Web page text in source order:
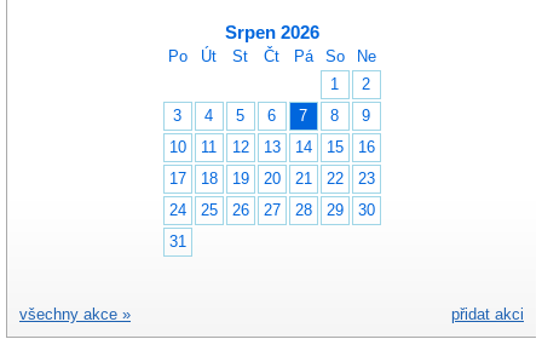
Srpen 2026
Po Út St Čt Pá So
Ne
1
2
3
4 5 6 7 8
9
10
11 12 13 14 15
16
17
18 19 20 21 22
23
24
25 26 27 28 29
30
31
přidat akci
všechny akce »